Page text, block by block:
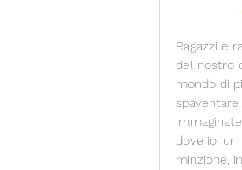
Ragazzi e
del nostro
mondo di
dove io,
minzione,